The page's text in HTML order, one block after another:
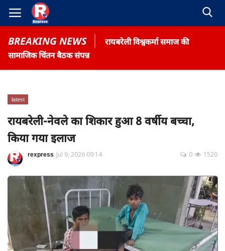
BREAKING NEWS
रायबरेली विश्वकर्मा समाज की
सामाजिक चिंतन बैठक संपन्न
Home
Contact
Terms & Conditions
रोजगार समाचार
About US
Privacy Policy
App verify
latest
रायबरेली-नेवले का शिकार हुआ 8 वर्षीय बच्चा,
किया गया इलाज
rexpress Jul 9, 2026 09:14 1520
0